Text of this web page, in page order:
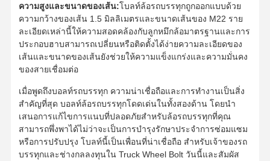
แทรคโบลท์
โบลท์
หมวด Bolt
โบลท์โรลเลอร์
บัคเก็ตปินบอลท์
กล่องฟันถัง
ความสูงและขนาดของเส้น:โบลท์ล้อรถบรรทุกถูกออกแบบด้วย
ความกว้างของเส้น 1.5 มิลลิเมตรและขนาดเส้นของ M22 ราย
ละเอียดเหล่านี้ให้ความสอดคล้องกับลูกหมึกล้อมาตรฐานและการ
ประกอบฮาบสามารถเปลี่ยนหรือติดตั้งได้ง่ายความละเอียดของ
เส้นและขนาดของเส้นยังช่วยให้ความแข็งแกร่งและความมั่นคง
ของสายเชื่อมต่อ
เมื่อพูดถึงบอลท์รถบรรทุก ความน่าเชื่อถือและการทํางานเป็นสิ่ง
สําคัญที่สุด บอลท์ล้อรถบรรทุกโดดเด่นในทั้งสองด้าน โดยนํา
เสนอการแก้ไขการแนบที่ปลอดภัยสําหรับล้อรถบรรทุกที่คุณ
สามารถพึ่งพาได้ไม่ว่าจะเป็นการบํารุงรักษาประจําการซ่อมแซม
หรือการปรับปรุง โบลท์นี้เป็นเพื่อนที่น่าเชื่อถือ สําหรับเจ้าของรถ
บรรทุกและช่างกลลงทุนใน Truck Wheel Bolt วันนี้และสัมผัส